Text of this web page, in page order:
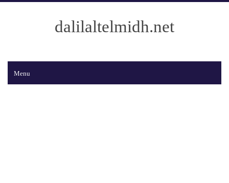
dalilaltelmidh.net
Menu